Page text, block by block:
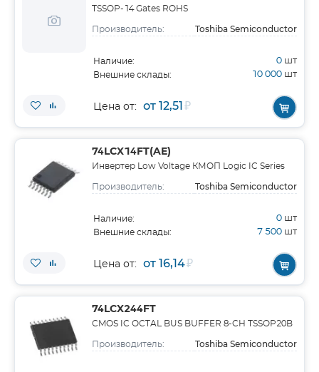
TSSOP-14 Gates ROHS
Производитель: Toshiba Semiconductor
Наличие: 0 шт
Внешние склады: 10 000 шт
Цена от: от 12,51₽
74LCX14FT(AE)
Инвертер Low Voltage КМОП Logic IC Series
Производитель: Toshiba Semiconductor
Наличие: 0 шт
Внешние склады: 7 500 шт
Цена от: от 16,14₽
74LCX244FT
CMOS IC OCTAL BUS BUFFER 8-CH TSSOP20B
Производитель: Toshiba Semiconductor